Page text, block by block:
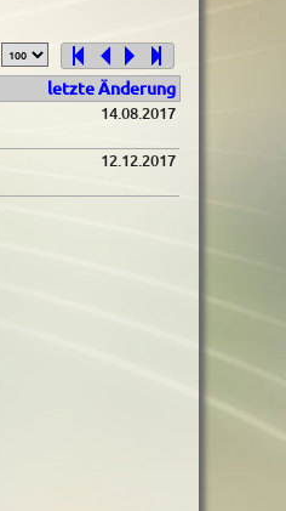
letzte Änderung
14.08.2017
12.12.2017